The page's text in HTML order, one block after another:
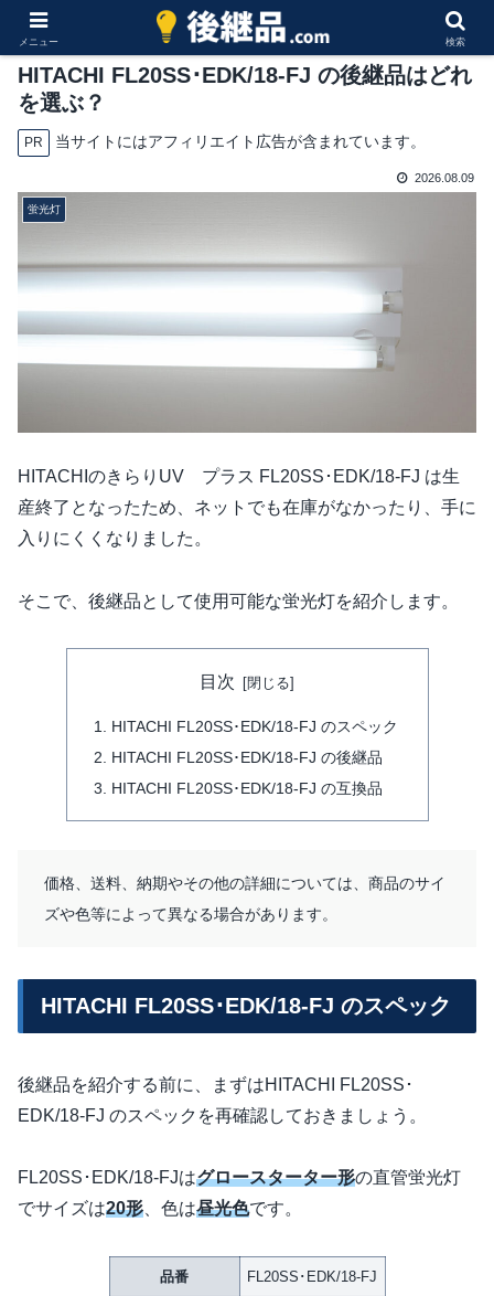
HITACHI FL20SS･EDK/18-FJ の後継品はどれ
を選ぶ？
PR 当サイトにはアフィリエイト広告が含まれています。
2026.08.09
蛍光灯
HITACHIのきらりUV プラス FL20SS･EDK/18-FJ は生
産終了となったため、ネットでも在庫がなかったり、手に
入りにくくなりました。
そこで、後継品として使用可能な蛍光灯を紹介します。
目次
HITACHI FL20SS･EDK/18-FJ のスペック
HITACHI FL20SS･EDK/18-FJ の後継品
HITACHI FL20SS･EDK/18-FJ の互換品
価格、送料、納期やその他の詳細については、商品のサイ
ズや色等によって異なる場合があります。
HITACHI FL20SS･EDK/18-FJ のスペック
後継品を紹介する前に、まずはHITACHI FL20SS･
EDK/18-FJ のスペックを再確認しておきましょう。
FL20SS･EDK/18-FJはグロースターター形の直管蛍光灯
でサイズは20形 、色は昼光色です。
品番 FL20SS･EDK/18-FJ
メニュー 検索